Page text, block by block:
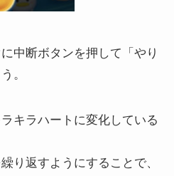
中断ボタンを押して「やり
。
キラハートに変化している
り返すようにすることで、